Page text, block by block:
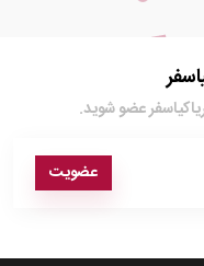
عضو شوید.
عضویت